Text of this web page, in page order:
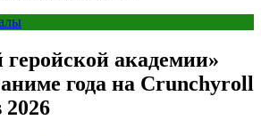
академии»
года на Crunchyroll
2026